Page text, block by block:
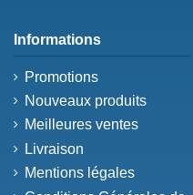
Informations
Promotions
Nouveaux produits
Meilleures ventes
Livraison
Mentions légales